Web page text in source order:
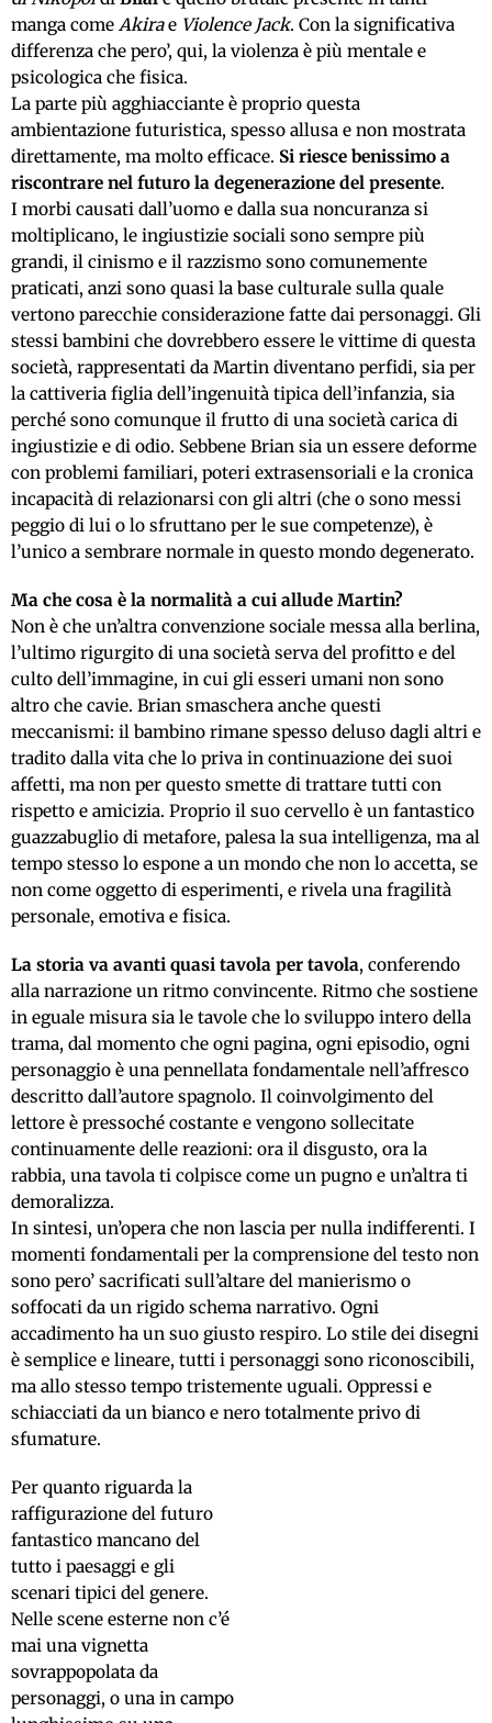
manga come Akirae Violence Jack. Con la significativa
differenza che pero’, qui, la violenza è più mentale e
psicologica che fisica.
La parte più agghiacciante è proprio questa
ambientazione futuristica, spesso allusa e non mostrata
direttamente, ma molto efficace. Si riesce benissimo a
riscontrare nel futuro la degenerazione del presente.
I morbi causati dall’uomo e dalla sua noncuranza si
moltiplicano, le ingiustizie sociali sono sempre più
grandi, il cinismo e il razzismo sono comunemente
praticati, anzi sono quasi la base culturale sulla quale
vertono parecchie considerazione fatte dai personaggi. Gli
stessi bambini che dovrebbero essere le vittime di questa
società, rappresentati da Martin diventano perfidi, sia per
la cattiveria figlia dell’ingenuità tipica dell’infanzia, sia
perché sono comunque il frutto di una società carica di
ingiustizie e di odio. Sebbene Brian sia un essere deforme
con problemi familiari, poteri extrasensoriali e la cronica
incapacità di relazionarsi con gli altri (che o sono messi
peggio di lui o lo sfruttano per le sue competenze), è
l’unico a sembrare normale in questo mondo degenerato.
Ma che cosa è la normalità a cui allude Martin?
Non è che un’altra convenzione sociale messa alla berlina,
l’ultimo rigurgito di una società serva del profitto e del
culto dell’immagine, in cui gli esseri umani non sono
altro che cavie. Brian smaschera anche questi
meccanismi: il bambino rimane spesso deluso dagli altri e
tradito dalla vita che lo priva in continuazione dei suoi
affetti, ma non per questo smette di trattare tutti con
rispetto e amicizia. Proprio il suo cervello è un fantastico
guazzabuglio di metafore, palesa la sua intelligenza, ma al
tempo stesso lo espone a un mondo che non lo accetta, se
non come oggetto di esperimenti, e rivela una fragilità
personale, emotiva e fisica.
La storia va avanti quasi tavola per tavola, conferendo
alla narrazione un ritmo convincente. Ritmo che sostiene
in eguale misura sia le tavole che lo sviluppo intero della
trama, dal momento che ogni pagina, ogni episodio, ogni
personaggio è una pennellata fondamentale nell’affresco
descritto dall’autore spagnolo. Il coinvolgimento del
lettore è pressoché costante e vengono sollecitate
continuamente delle reazioni: ora il disgusto, ora la
rabbia, una tavola ti colpisce come un pugno e un’altra ti
demoralizza.
In sintesi, un’opera che non lascia per nulla indifferenti. I
momenti fondamentali per la comprensione del testo non
sono pero’ sacrificati sull’altare del manierismo o
soffocati da un rigido schema narrativo. Ogni
accadimento ha un suo giusto respiro. Lo stile dei disegni
è semplice e lineare, tutti i personaggi sono riconoscibili,
ma allo stesso tempo tristemente uguali. Oppressi e
schiacciati da un bianco e nero totalmente privo di
sfumature.
Per quanto riguarda la
raffigurazione del futuro
fantastico mancano del
tutto i paesaggi e gli
scenari tipici del genere.
Nelle scene esterne non c’é
mai una vignetta
sovrappopolata da
personaggi, o una in campo